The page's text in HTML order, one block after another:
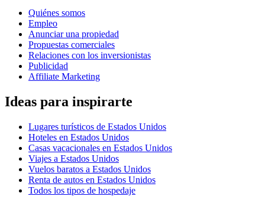
Quiénes somos
Empleo
Anunciar una propiedad
Propuestas comerciales
Relaciones con los inversionistas
Publicidad
Affiliate Marketing
Ideas para inspirarte
Lugares turísticos de Estados Unidos
Hoteles en Estados Unidos
Casas vacacionales en Estados Unidos
Viajes a Estados Unidos
Vuelos baratos a Estados Unidos
Renta de autos en Estados Unidos
Todos los tipos de hospedaje